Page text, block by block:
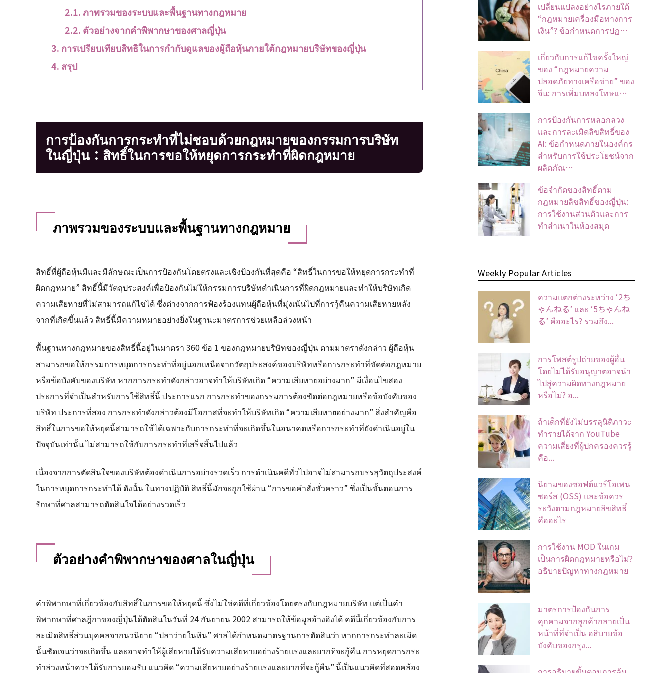
ภาพรวมของระบบและพื้นฐานทางกฎหมาย
ตัวอย่างจากคำพิพากษาของศาลญี่ปุ่น
การเปรียบเทียบสิทธิในการกำกับดูแลของผู้ถือหุ้นภายใต้กฎหมายบริษัทของญี่ปุ่น
สรุป
การป้องกันการกระทำที่ไม่ชอบด้วยกฎหมายของกรรมการบริษัท
ในญี่ปุ่น：สิทธิ์ในการขอให้หยุดการกระทำที่ผิดกฎหมาย
ภาพรวมของระบบและพื้นฐานทางกฎหมาย
สิทธิ์ที่ผู้ถือหุ้นมีและมีลักษณะเป็นการป้องกันโดยตรงและเชิงป้องกันที่สุดคือ “สิทธิ์ในการขอให้หยุดการกระทำที่
ผิดกฎหมาย” สิทธิ์นี้มีวัตถุประสงค์เพื่อป้องกันไม่ให้กรรมการบริษัทดำเนินการที่ผิดกฎหมายและทำให้บริษัทเกิด
ความเสียหายที่ไม่สามารถแก้ไขได้ ซึ่งต่างจากการฟ้องร้องแทนผู้ถือหุ้นที่มุ่งเน้นไปที่การกู้คืนความเสียหายหลัง
จากที่เกิดขึ้นแล้ว สิทธิ์นี้มีความหมายอย่างยิ่งในฐานะมาตรการช่วยเหลือล่วงหน้า
พื้นฐานทางกฎหมายของสิทธิ์นี้อยู่ในมาตรา 360 ข้อ 1 ของกฎหมายบริษัทของญี่ปุ่น ตามมาตราดังกล่าว ผู้ถือหุ้น
สามารถขอให้กรรมการหยุดการกระทำที่อยู่นอกเหนือจากวัตถุประสงค์ของบริษัทหรือการกระทำที่ขัดต่อกฎหมาย
หรือข้อบังคับของบริษัท หากการกระทำดังกล่าวอาจทำให้บริษัทเกิด “ความเสียหายอย่างมาก” มีเงื่อนไขสอง
ประการที่จำเป็นสำหรับการใช้สิทธิ์นี้ ประการแรก การกระทำของกรรมการต้องขัดต่อกฎหมายหรือข้อบังคับของ
บริษัท ประการที่สอง การกระทำดังกล่าวต้องมีโอกาสที่จะทำให้บริษัทเกิด “ความเสียหายอย่างมาก” สิ่งสำคัญคือ
สิทธิ์ในการขอให้หยุดนี้สามารถใช้ได้เฉพาะกับการกระทำที่จะเกิดขึ้นในอนาคตหรือการกระทำที่ยังดำเนินอยู่ใน
ปัจจุบันเท่านั้น ไม่สามารถใช้กับการกระทำที่เสร็จสิ้นไปแล้ว
เนื่องจากการตัดสินใจของบริษัทต้องดำเนินการอย่างรวดเร็ว การดำเนินคดีทั่วไปอาจไม่สามารถบรรลุวัตถุประสงค์
ในการหยุดการกระทำได้ ดังนั้น ในทางปฏิบัติ สิทธิ์นี้มักจะถูกใช้ผ่าน “การขอคำสั่งชั่วคราว” ซึ่งเป็นขั้นตอนการ
รักษาที่ศาลสามารถตัดสินใจได้อย่างรวดเร็ว
ตัวอย่างคำพิพากษาของศาลในญี่ปุ่น
คำพิพากษาที่เกี่ยวข้องกับสิทธิ์ในการขอให้หยุดนี้ ซึ่งไม่ใช่คดีที่เกี่ยวข้องโดยตรงกับกฎหมายบริษัท แต่เป็นคำ
พิพากษาที่ศาลฎีกาของญี่ปุ่นได้ตัดสินในวันที่ 24 กันยายน 2002 สามารถให้ข้อมูลอ้างอิงได้ คดีนี้เกี่ยวข้องกับการ
ละเมิดสิทธิ์ส่วนบุคคลจากนวนิยาย “ปลาว่ายในหิน” ศาลได้กำหนดมาตรฐานการตัดสินว่า หากการกระทำละเมิด
นั้นชัดเจนว่าจะเกิดขึ้น และอาจทำให้ผู้เสียหายได้รับความเสียหายอย่างร้ายแรงและยากที่จะกู้คืน การหยุดการกระ
ทำล่วงหน้าควรได้รับการยอมรับ แนวคิด “ความเสียหายอย่างร้ายแรงและยากที่จะกู้คืน” นี้เป็นแนวคิดที่สอดคล้อง
เปลี่ยนแปลงอย่างไรภายใต้
“กฎหมายเครื่องมือทางการ
เงิน”? ข้อกำหนดการปฏ…
เกี่ยวกับการแก้ไขครั้งใหญ่
ของ “กฎหมายความ
ปลอดภัยทางเครือข่าย” ของ
จีน: การเพิ่มบทลงโทษแ…
การป้องกันการหลอกลวง
และการละเมิดลิขสิทธิ์ของ
AI: ข้อกำหนดภายในองค์กร
สำหรับการใช้ประโยชน์จาก
ผลิตภัณ…
ข้อจํากัดของสิทธิ์ตาม
กฎหมายลิขสิทธิ์ของญี่ปุ่น:
การใช้งานส่วนตัวและการ
ทําสําเนาในห้องสมุด
Weekly Popular Articles
ความแตกต่างระหว่าง ‘2ち
ゃんねる’ และ ‘5ちゃんね
る’ คืออะไร? รวมถึง...
การโพสต์รูปถ่ายของผู้อื่น
โดยไม่ได้รับอนุญาตอาจนํา
ไปสู่ความผิดทางกฎหมาย
หรือไม่? อ...
ถ้าเด็กที่ยังไม่บรรลุนิติภาวะ
ทำรายได้จาก YouTube
ความเสี่ยงที่ผู้ปกครองควรรู้
คือ...
นิยามของซอฟต์แวร์โอเพน
ซอร์ส (OSS) และข้อควร
ระวังตามกฎหมายลิขสิทธิ์
คืออะไร
การใช้งาน MOD ในเกม
เป็นการผิดกฎหมายหรือไม่?
อธิบายปัญหาทางกฎหมาย
มาตรการป้องกันการ
คุกคามจากลูกค้ากลายเป็น
หน้าที่ที่จําเป็น อธิบายข้อ
บังคับของกรุง...